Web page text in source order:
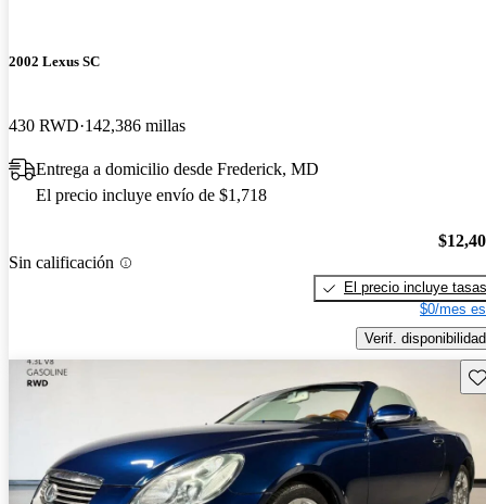
2002 Lexus SC
430 RWD 142,386 millas
Entrega a domicilio desde Frederick, MD
El precio incluye envío de $1,718
Sin calificación
El precio incluye tasas
$0/mes
Verif. disponibilidad